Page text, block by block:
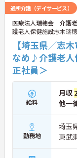
ご興味ある方には
詳細をお話しいたし
い！
通所介護（デイサービス）
医療法人瑞穂会 介護
護老人保健施設志木瑞
【埼玉県／志
なめ♪介護老人
正社員＞
給料
月収
他一
勤務地
埼玉
東武